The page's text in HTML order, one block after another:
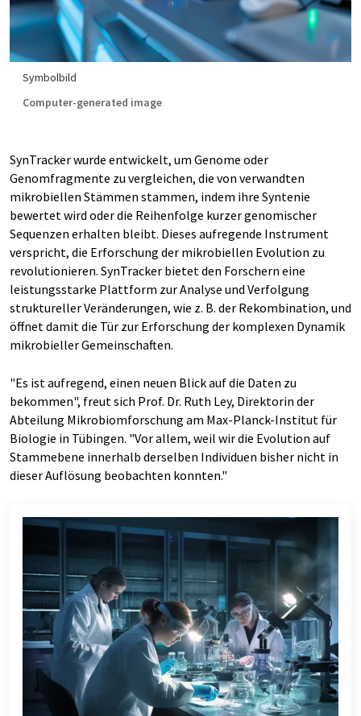
Symbolbild
Computer-generated image
SynTracker wurde entwickelt, um Genome oder
Genomfragmente zu vergleichen, die von verwandten
mikrobiellen Stämmen stammen, indem ihre Syntenie
bewertet wird oder die Reihenfolge kurzer genomischer
Sequenzen erhalten bleibt. Dieses aufregende Instrument
verspricht, die Erforschung der mikrobiellen Evolution zu
revolutionieren. SynTracker bietet den Forschern eine
leistungsstarke Plattform zur Analyse und Verfolgung
struktureller Veränderungen, wie z. B. der Rekombination, und
öffnet damit die Tür zur Erforschung der komplexen Dynamik
mikrobieller Gemeinschaften.
"Es ist aufregend, einen neuen Blick auf die Daten zu
bekommen", freut sich Prof. Dr. Ruth Ley, Direktorin der
Abteilung Mikrobiomforschung am Max-Planck-Institut für
Biologie in Tübingen. "Vor allem, weil wir die Evolution auf
Stammebene innerhalb derselben Individuen bisher nicht in
dieser Auflösung beobachten konnten."